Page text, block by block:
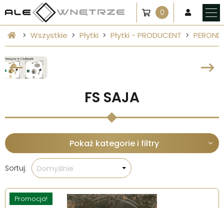
0
Wszystkie Płytki Płytki - PRODUCENT
FS SAJA
Pokaż kategorie i filtry
Sortuj: Domyślnie
Promocja!